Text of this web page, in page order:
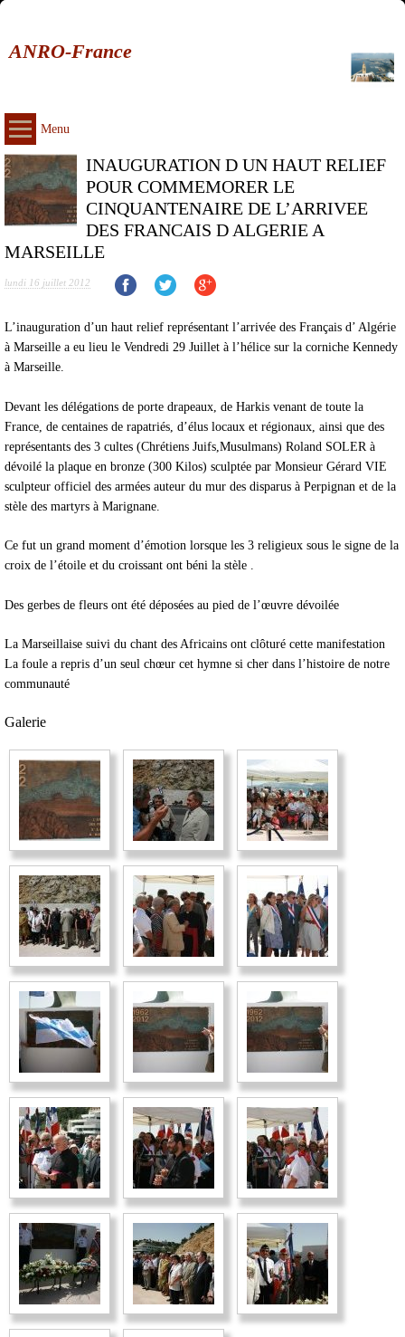
ANRO-France
Menu
INAUGURATION D UN HAUT RELIEF
POUR COMMEMORER LE
CINQUANTENAIRE DE L’ARRIVEE
DES FRANCAIS D ALGERIE A
MARSEILLE
lundi 16 juillet 2012
L’inauguration d’un haut relief représentant l’arrivée des Français d’ Algérie
à Marseille a eu lieu le Vendredi 29 Juillet à l’hélice sur la corniche Kennedy
à Marseille.
Devant les délégations de porte drapeaux, de Harkis venant de toute la
France, de centaines de rapatriés, d’élus locaux et régionaux, ainsi que des
représentants des 3 cultes (Chrétiens Juifs,Musulmans) Roland SOLER à
dévoilé la plaque en bronze (300 Kilos) sculptée par Monsieur Gérard VIE
sculpteur officiel des armées auteur du mur des disparus à Perpignan et de la
stèle des martyrs à Marignane.
Ce fut un grand moment d’émotion lorsque les 3 religieux sous le signe de la
croix de l’étoile et du croissant ont béni la stèle .
Des gerbes de fleurs ont été déposées au pied de l’œuvre dévoilée
La Marseillaise suivi du chant des Africains ont clôturé cette manifestation
La foule a repris d’un seul chœur cet hymne si cher dans l’histoire de notre
communauté
Galerie